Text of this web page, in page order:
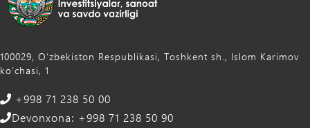
100029, Oʻzbekiston Respublikasi, Toshkent sh., Islom Karimov
ko‘chasi, 1
+998 71 238 50 00
Devonxona: +998 71 238 50 90